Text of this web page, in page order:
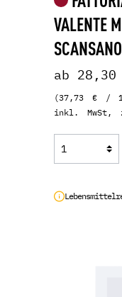
VALENTE
ab 28,30
(37,73 € /
inkl. MwSt,